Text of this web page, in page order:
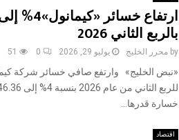
بالربع الثاني 2026
by محرر الخليج يوليو 29, 2026 0
51
«نبض الخليج» وارتفع صافي خسائر شركة
خسارة قدرها...
اقتصاد